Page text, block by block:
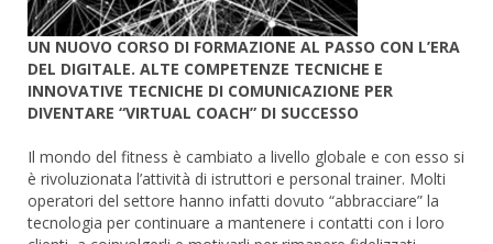
UN NUOVO CORSO DI FORMAZIONE AL PASSO CON L’ERA
DEL DIGITALE. ALTE COMPETENZE TECNICHE E
INNOVATIVE TECNICHE DI COMUNICAZIONE PER
DIVENTARE “VIRTUAL COACH” DI SUCCESSO
Il mondo del fitness è cambiato a livello globale e con esso si
è rivoluzionata l’attività di istruttori e personal trainer. Molti
operatori del settore hanno infatti dovuto “abbracciare” la
tecnologia per continuare a mantenere i contatti con i loro